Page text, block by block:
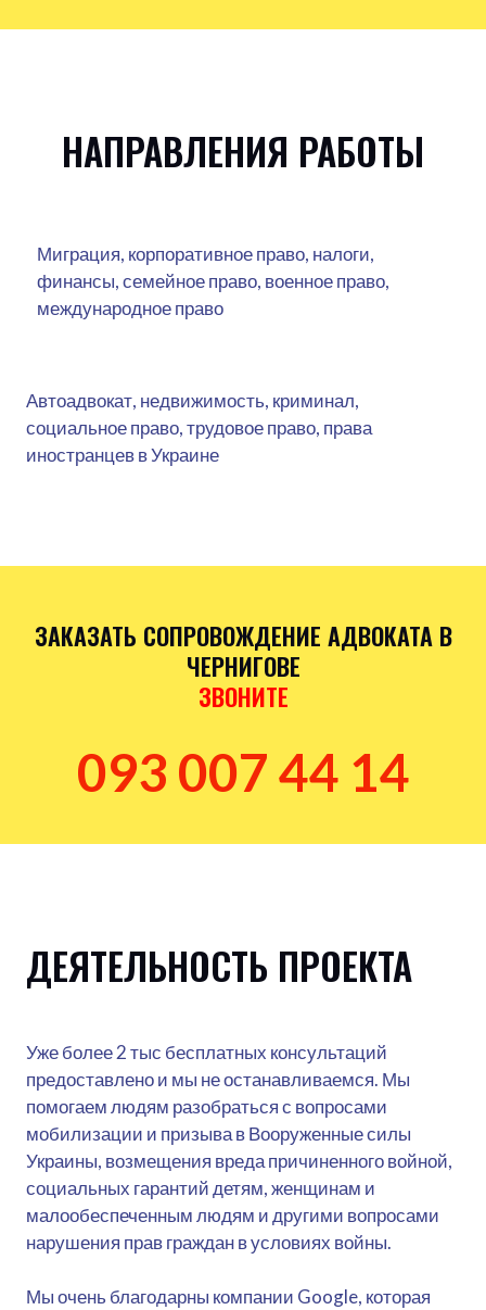
НАПРАВЛЕНИЯ РАБОТЫ
Миграция, корпоративное право, налоги,
финансы, семейное право, военное право,
международное право
Автоадвокат, недвижимость, криминал,
социальное право, трудовое право, права
иностранцев в Украине
ЗАКАЗАТЬ СОПРОВОЖДЕНИЕ АДВОКАТА В
ЧЕРНИГОВЕ
ЗВОНИТЕ
093 007 44 14
ДЕЯТЕЛЬНОСТЬ ПРОЕКТА
Уже более 2 тыс бесплатных консультаций
предоставлено и мы не останавливаемся. Мы
помогаем людям разобраться с вопросами
мобилизации и призыва в Вооруженные силы
Украины, возмещения вреда причиненного войной,
социальных гарантий детям, женщинам и
малообеспеченным людям и другими вопросами
нарушения прав граждан в условиях войны.
Мы очень благодарны компании Google, которая